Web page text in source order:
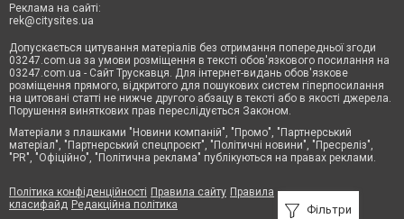
Фільтри
Реклама на сайті:
rek@citysites.ua
Допускається цитування матеріалів без отримання попередньої згоди
03247.com.ua за умови розміщення в тексті обов'язкового посилання на
03247.com.ua - Сайт Трускавця. Для інтернет-видань обов'язкове
розміщення прямого, відкритого для пошукових систем гіперпосилання
на цитовані статті не нижче другого абзацу в тексті або в якості джерела.
Порушення виняткових прав переслідується Законом.
Матеріали з плашками "Новини компаній", "Промо", "Партнерський
матеріал", "Партнерський спецпроєкт", "Політичні новини", "Пресреліз",
"PR", "Офіційно", "Політична реклама" публікуються на правах реклами.
Політика конфіденційності Правила сайту Правила
класифайд Редакційна політика